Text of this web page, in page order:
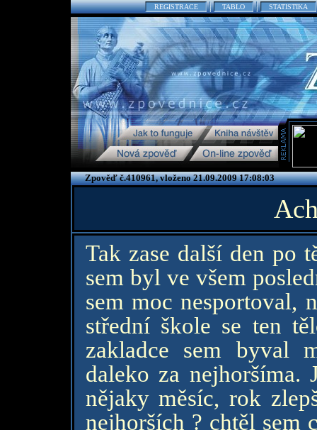
REGISTRACE TABLO STATISTIKA
Zpověď č.410961, vloženo 21.09.2009 17:08:03
Tak zase další den po
sem byl ve všem
sem moc nesportoval,
střední škole se ten
zakladce sem byval
daleko za nejhoršíma.
nějaky měsíc, rok
nejhorších ? chtěl sem